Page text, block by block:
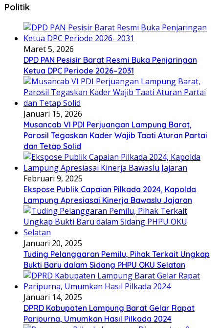
Politik
Maret 5, 2026
DPD PAN Pesisir Barat Resmi Buka Penjaringan
Ketua DPC Periode 2026–2031
Januari 15, 2026
Musancab VI PDI Perjuangan Lampung Barat,
Parosil Tegaskan Kader Wajib Taati Aturan Partai
dan Tetap Solid
Februari 9, 2025
Ekspose Publik Capaian Pilkada 2024, Kapolda
Lampung Apresiasai Kinerja Bawaslu Jajaran
Januari 20, 2025
Tuding Pelanggaran Pemilu, Pihak Terkait Ungkap
Bukti Baru dalam Sidang PHPU OKU Selatan
Januari 14, 2025
DPRD Kabupaten Lampung Barat Gelar Rapat
Paripurna, Umumkan Hasil Pilkada 2024